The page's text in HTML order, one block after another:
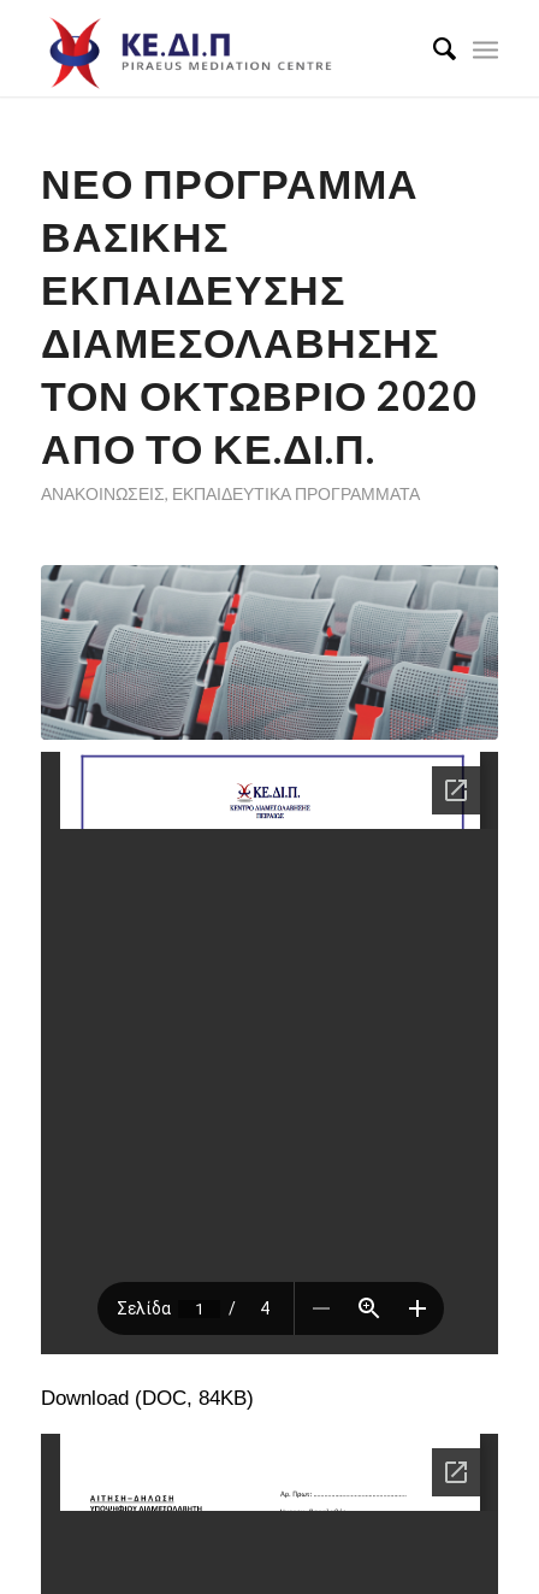
ΝΕΟ ΠΡΟΓΡΑΜΜΑ
ΒΑΣΙΚΗΣ
ΕΚΠΑΙΔΕΥΣΗΣ
ΔΙΑΜΕΣΟΛΑΒΗΣΗΣ
ΤΟΝ ΟΚΤΩΒΡΙΟ 2020
ΑΠΌ ΤΟ ΚΕ.ΔΙ.Π.
ΑΝΑΚΟΙΝΏΣΕΙΣ, ΕΚΠΑΙΔΕΥΤΙΚΆ ΠΡΟΓΡΆΜΜΑΤΑ
Download (DOC, 84KB)